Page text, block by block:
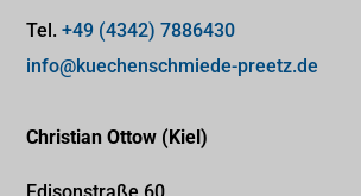
Tel.+49 (4342) 7886430
info@kuechenschmiede-preetz.de
Christian Ottow (Kiel)